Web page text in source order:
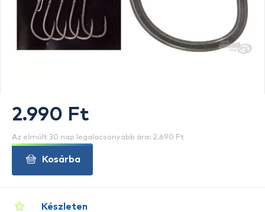
Készleten
2.990 Ft
Az elmúlt 30 nap legalacsonyabb ára: 2.690 Ft
Kosárba